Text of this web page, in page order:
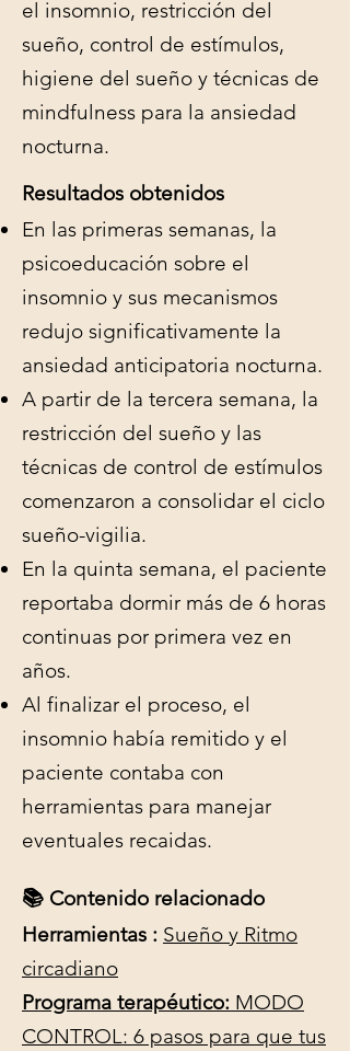
el insomnio, restricción del
sueño, control de estímulos,
higiene del sueño y técnicas de
mindfulness para la ansiedad
nocturna.
Resultados obtenidos
En las primeras semanas, la
psicoeducación sobre el
insomnio y sus mecanismos
redujo significativamente la
ansiedad anticipatoria nocturna.
A partir de la tercera semana, la
restricción del sueño y las
técnicas de control de estímulos
comenzaron a consolidar el ciclo
sueño-vigilia.
En la quinta semana, el paciente
reportaba dormir más de 6 horas
continuas por primera vez en
años.
Al finalizar el proceso, el
insomnio había remitido y el
paciente contaba con
herramientas para manejar
eventuales recaidas.
📚 Contenido relacionado
Herramientas : Sueño y Ritmo
circadiano
Programa terapéutico: MODO
CONTROL: 6 pasos para que tus